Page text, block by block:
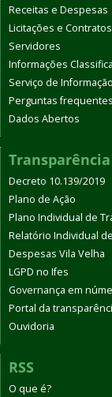
Receitas e Despesas
Licitações e Contratos
Servidores
Informações
Serviço de
Perguntas frequentes
Dados Abertos
Transparência
Decreto 10.139/2019
Plano de Ação
Plano Individual de
Relatório Individual
Despesas Vila Velha
LGPD no Ifes
Governança em
Portal da
Ouvidoria
RSS
O que é?